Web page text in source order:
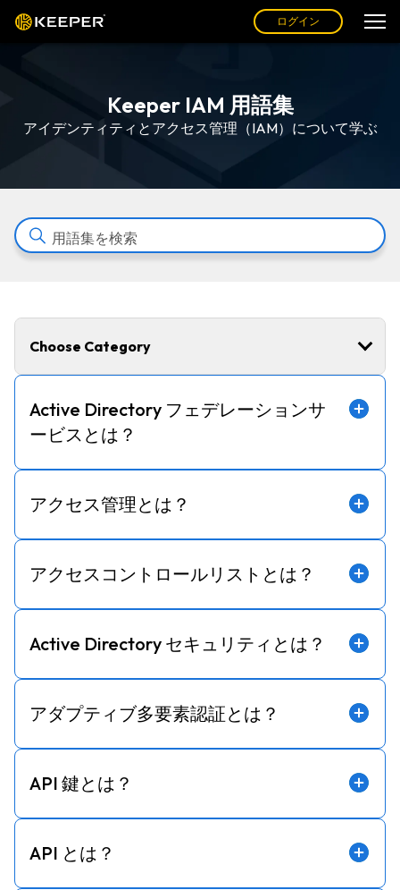
ログイン
Keeper IAM 用語集
アイデンティティとアクセス管理（IAM）について学ぶ
Active Directory フェデレーションサ
ービスとは？
アクセス管理とは？
アクセスコントロールリストとは？
Active Directory セキュリティとは？
アダプティブ多要素認証とは？
API 鍵とは？
API とは？